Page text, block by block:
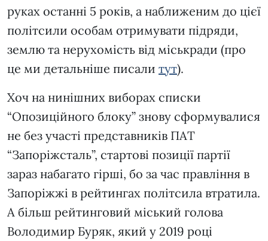
руках останні 5 років, а наближеним до цієї
політсили особам отримувати підряди,
землю та нерухомість від міськради (про
це ми детальніше писали тут).
Хоч на нинішних виборах списки
“Опозиційного блоку” знову сформувалися
не без участі представників ПАТ
“Запоріжсталь”, стартові позиції партії
зараз набагато гірші, бо за час правління в
Запоріжжі в рейтингах політсила втратила.
А більш рейтинговий міський голова
Володимир Буряк, який у 2019 році